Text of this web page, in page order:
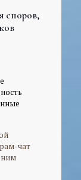
споров,
чат
ним